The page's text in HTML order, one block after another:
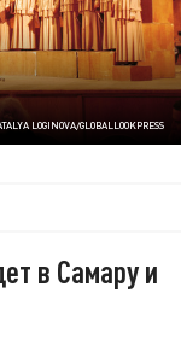
LOGINOVA/GLOBALLOOKPRESS
в Самару и